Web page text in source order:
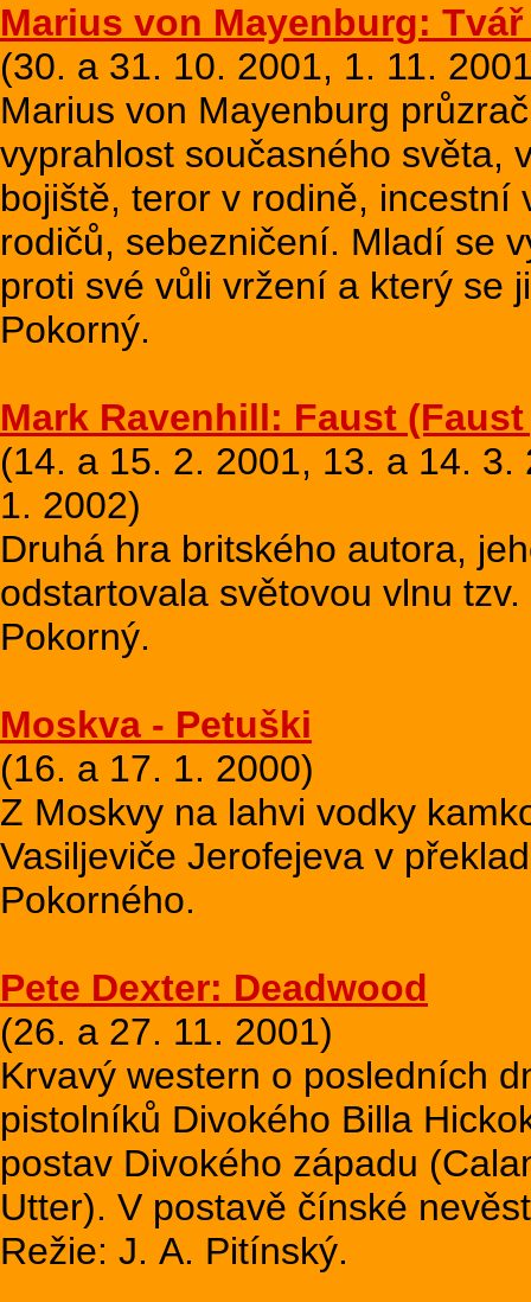
Marius von Mayenburg:
(30. a 31. 10. 2001, 1. 11.
Marius von Mayenburg
vyprahlost současného světa,
bojiště, teror v rodině,
rodičů, sebezničení. Mladí se
proti své vůli vržení a který se
Pokorný.
Mark Ravenhill: Faust
(14. a 15. 2. 2001, 13. a 14.
1. 2002)
Druhá hra britského autora,
odstartovala světovou vlnu
Pokorný.
Moskva - Petuški
(16. a 17. 1. 2000)
Z Moskvy na lahvi vodky
Vasiljeviče Jerofejeva v
Pokorného.
Pete Dexter: Deadwood
(26. a 27. 11. 2001)
Krvavý western o posledních
pistolníků Divokého Billa
postav Divokého západu
Utter). V postavě čínské
Režie: J. A. Pitínský.